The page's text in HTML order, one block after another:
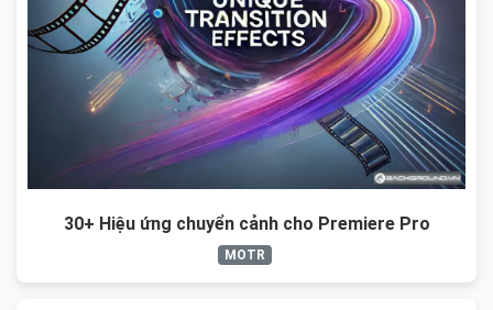
30+ Hiệu ứng chuyển cảnh cho Premiere Pro
MOTR